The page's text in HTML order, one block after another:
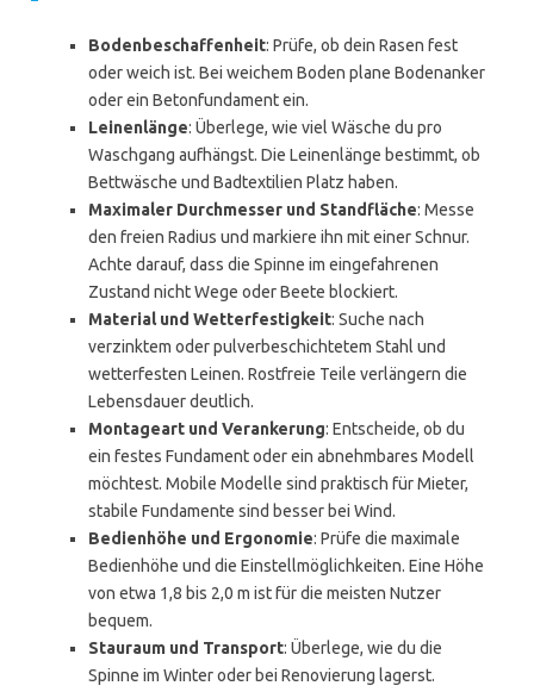
Bodenbeschaffenheit: Prüfe, ob dein Rasen fest
oder weich ist. Bei weichem Boden plane Bodenanker
oder ein Betonfundament ein.
Leinenlänge: Überlege, wie viel Wäsche du pro
Waschgang aufhängst. Die Leinenlänge bestimmt, ob
Bettwäsche und Badtextilien Platz haben.
Maximaler Durchmesser und Standfläche: Messe
den freien Radius und markiere ihn mit einer Schnur.
Achte darauf, dass die Spinne im eingefahrenen
Zustand nicht Wege oder Beete blockiert.
Material und Wetterfestigkeit: Suche nach
verzinktem oder pulverbeschichtetem Stahl und
wetterfesten Leinen. Rostfreie Teile verlängern die
Lebensdauer deutlich.
Montageart und Verankerung: Entscheide, ob du
ein festes Fundament oder ein abnehmbares Modell
möchtest. Mobile Modelle sind praktisch für Mieter,
stabile Fundamente sind besser bei Wind.
Bedienhöhe und Ergonomie: Prüfe die maximale
Bedienhöhe und die Einstellmöglichkeiten. Eine Höhe
von etwa 1,8 bis 2,0 m ist für die meisten Nutzer
bequem.
Stauraum und Transport: Überlege, wie du die
Spinne im Winter oder bei Renovierung lagerst.